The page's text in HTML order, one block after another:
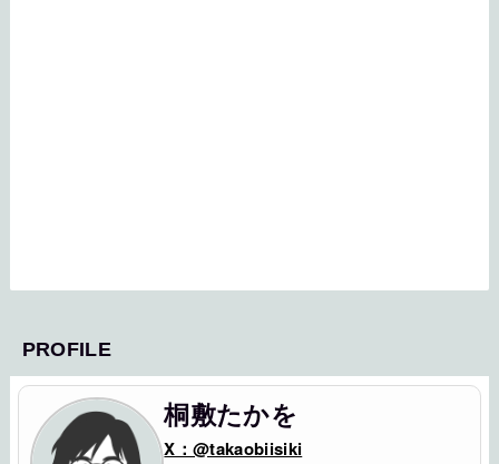
PROFILE
桐敷たかを
X：@takaobiisiki